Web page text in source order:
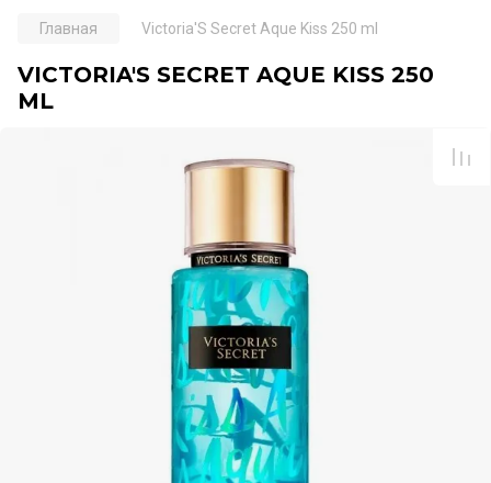
Главная Victoria'S Secret Aque Kiss 250 ml
VICTORIA'S SECRET AQUE KISS 250
ML